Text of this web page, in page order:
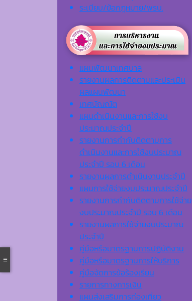
ระเบียบ/ข้อกฎหมาย/พรบ.
แผนพัฒนาเทศบาล
รายงานผลการติดตามและประเมิน
ผลแผนพัฒนา
เทศบัญญัต
แผนดำเนินงานและการใช้งบ
ประมาณประจำปี
รายงานการกำกับติดตามการ
ดำเนินงานและการใช้งบประมาณ
ประจำปี รอบ 6 เดือน
รายงานผลการดำเนินงานประจำปี
แผนการใช้จ่ายงบประมาณประจำปี
รายงานการกำกับติดตามการใช้จ่าย
งบประมาณประจำปี รอบ 6 เดือน
รายงานผลการใช้จ่ายงบประมาณ
ประจำปี
คู่มือหรือมาตรฐานการปฏิบัติงาน
คู่มือหรือมาตรฐานการให้บริการ
คู่มือจัดการข้อร้องเรียน
รายการทางการเงิน
แผนส่งเสริมการท่องเที่ยว